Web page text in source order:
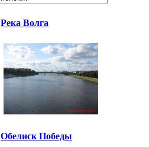
Река Волга
Обелиск Победы